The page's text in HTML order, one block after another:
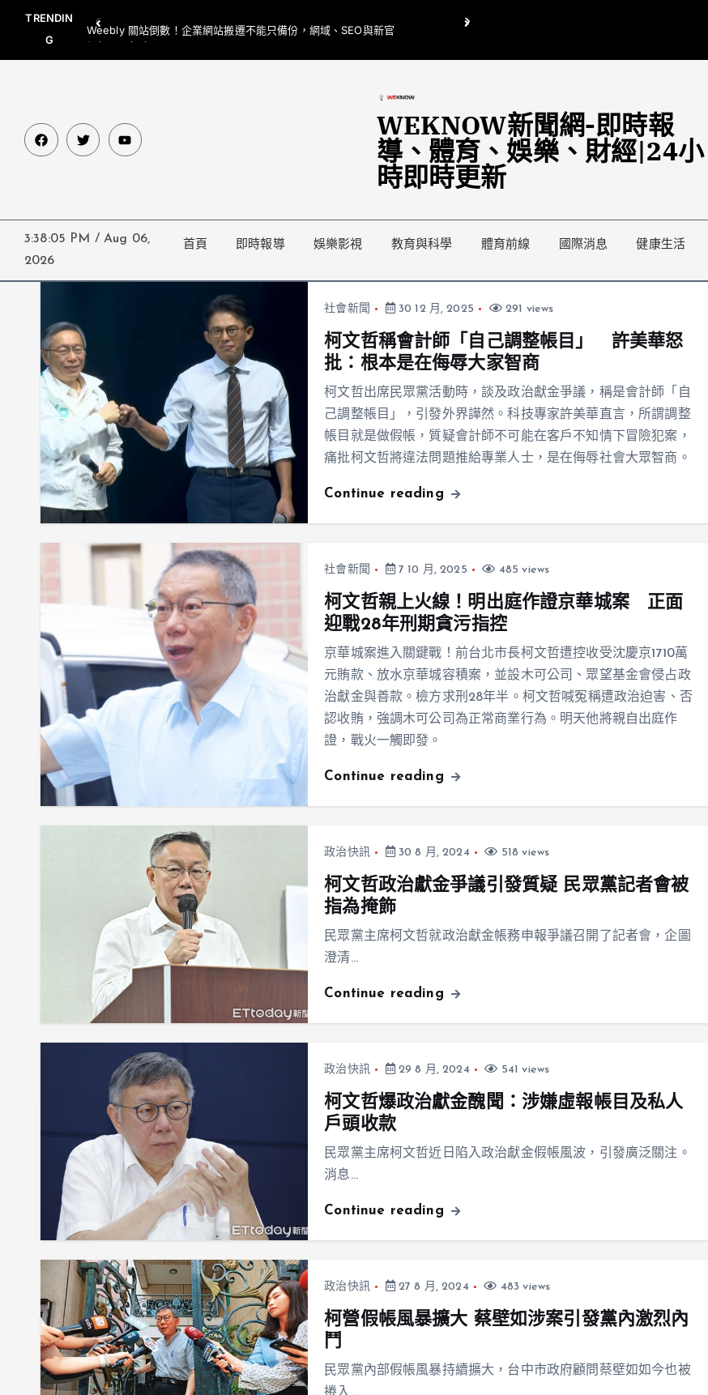
TRENDIN
G
Weebly 關站倒數！企業網站搬遷不能只備份，網域、SEO與新官
網都要一起處理
翁曉玲喊刪陸委會1295萬媒宣費惹議 梁文傑回「只能靠嘴巴」
WEKNOW新聞網-即時報
導、體育、娛樂、財經|24小
時即時更新
3:38:06 PM / Aug 06,
2026
首頁 即時報導 娛樂影視 教育與科學 體育前線 國際消息 健康生活
社會新聞 30 12 月, 2025 291 views
柯文哲稱會計師「自己調整帳目」 許美華怒
批：根本是在侮辱大家智商
柯文哲出席民眾黨活動時，談及政治獻金爭議，稱是會計師「自
己調整帳目」，引發外界譁然。科技專家許美華直言，所謂調整
帳目就是做假帳，質疑會計師不可能在客戶不知情下冒險犯案，
痛批柯文哲將違法問題推給專業人士，是在侮辱社會大眾智商。
Continue reading
社會新聞 7 10 月, 2025 485 views
柯文哲親上火線！明出庭作證京華城案 正面
迎戰28年刑期貪污指控
京華城案進入關鍵戰！前台北市長柯文哲遭控收受沈慶京1710萬
元賄款、放水京華城容積案，並設木可公司、眾望基金會侵占政
治獻金與善款。檢方求刑28年半。柯文哲喊冤稱遭政治迫害、否
認收賄，強調木可公司為正常商業行為。明天他將親自出庭作
證，戰火一觸即發。
Continue reading
政治快訊 30 8 月, 2024 518 views
柯文哲政治獻金爭議引發質疑 民眾黨記者會被
指為掩飾
民眾黨主席柯文哲就政治獻金帳務申報爭議召開了記者會，企圖
澄清…
Continue reading
政治快訊 29 8 月, 2024 541 views
柯文哲爆政治獻金醜聞：涉嫌虛報帳目及私人
戶頭收款
民眾黨主席柯文哲近日陷入政治獻金假帳風波，引發廣泛關注。
消息…
Continue reading
政治快訊 27 8 月, 2024 483 views
柯營假帳風暴擴大 蔡壁如涉案引發黨內激烈內
鬥
民眾黨內部假帳風暴持續擴大，台中市政府顧問蔡壁如如今也被